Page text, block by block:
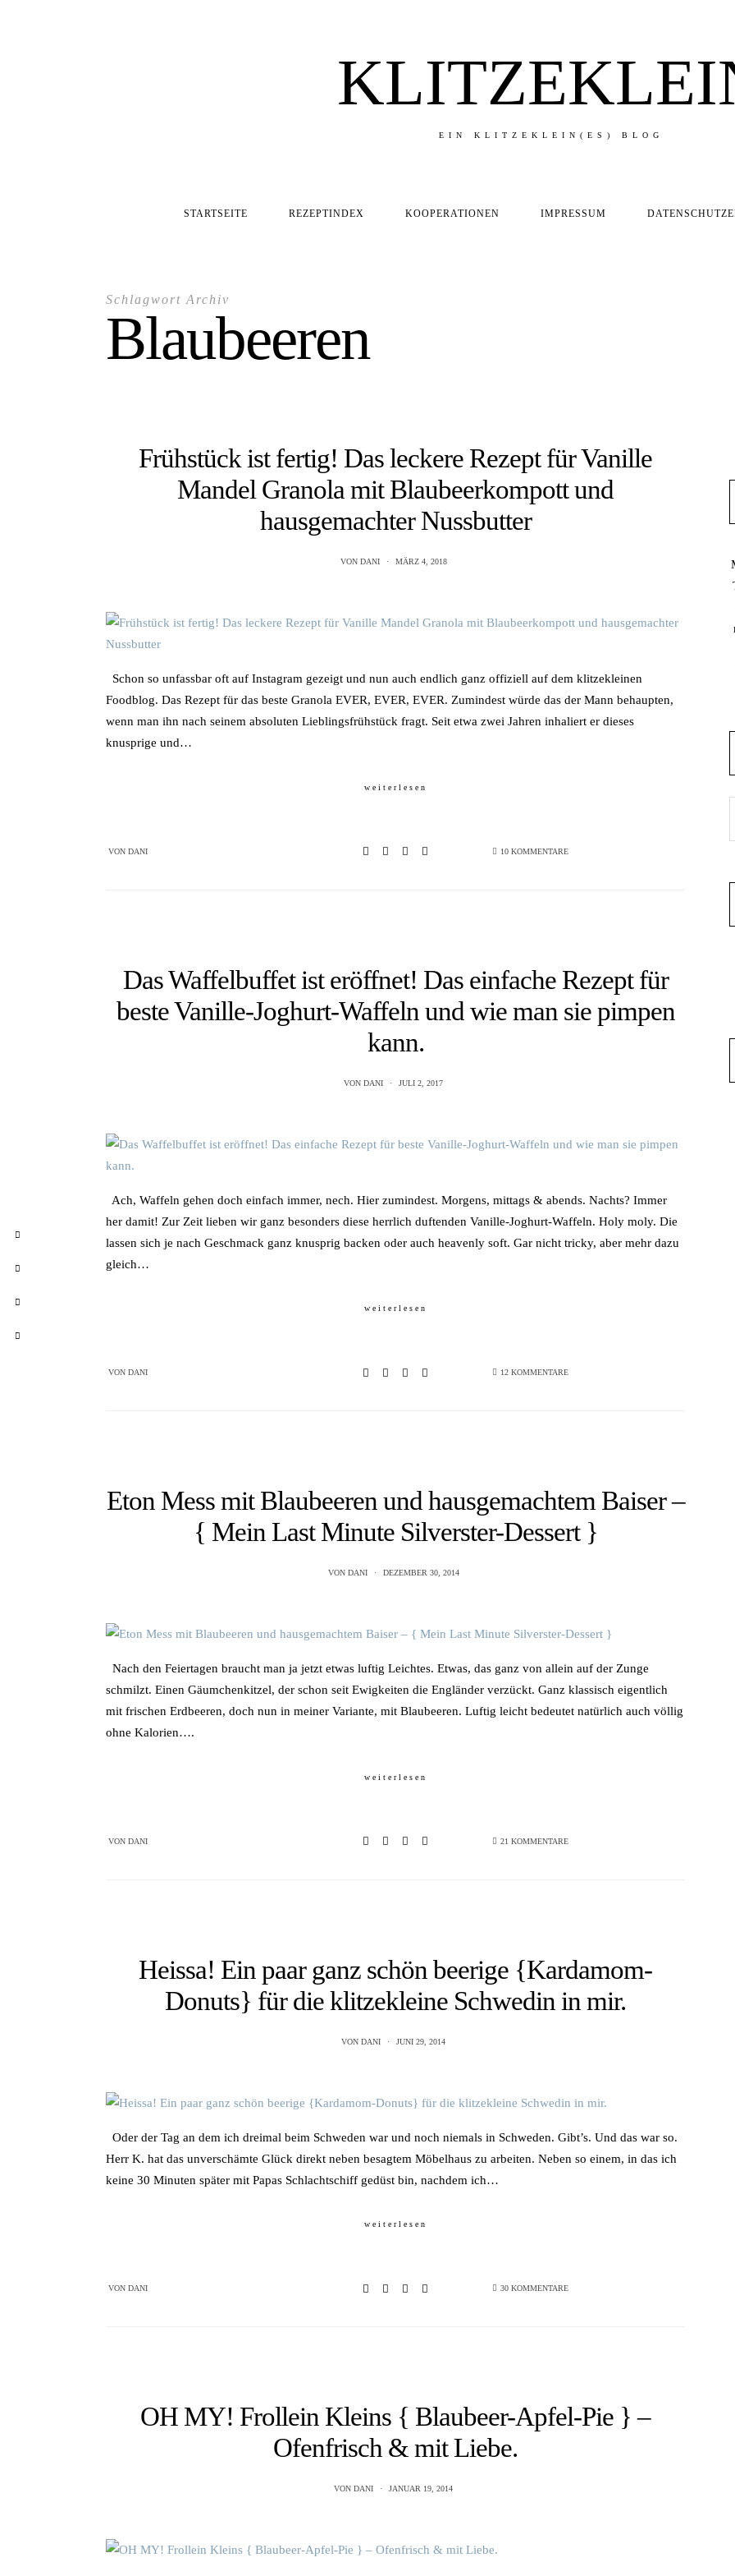
EIN KLITZEKLEIN(ES) BLOG
STARTSEITE REZEPTINDEX KOOPERATIONEN IMPRESSUM
Schlagwort Archiv
Blaubeeren
Frühstück ist fertig! Das leckere Rezept für Vanille
Mandel Granola mit Blaubeerkompott und
hausgemachter Nussbutter
VON DANI MÄRZ 4, 2018
Schon so unfassbar oft auf Instagram gezeigt und nun auch endlich ganz offiziell auf dem klitzekleinen
Foodblog. Das Rezept für das beste Granola EVER, EVER, EVER. Zumindest würde das der Mann behaupten,
wenn man ihn nach seinem absoluten Lieblingsfrühstück fragt. Seit etwa zwei Jahren inhaliert er dieses
knusprige und…
weiterlesen
VONDANI 10 KOMMENTARE
Das Waffelbuffet ist eröffnet! Das einfache Rezept für
beste Vanille-Joghurt-Waffeln und wie man sie pimpen
kann.
VON DANI JULI 2, 2017
Ach, Waffeln gehen doch einfach immer, nech. Hier zumindest. Morgens, mittags & abends. Nachts? Immer
her damit! Zur Zeit lieben wir ganz besonders diese herrlich duftenden Vanille-Joghurt-Waffeln. Holy moly. Die
lassen sich je nach Geschmack ganz knusprig backen oder auch heavenly soft. Gar nicht tricky, aber mehr dazu
gleich…
weiterlesen
VONDANI 12 KOMMENTARE
Eton Mess mit Blaubeeren und hausgemachtem Baiser –
{ Mein Last Minute Silverster-Dessert }
VON DANI DEZEMBER 30, 2014
Nach den Feiertagen braucht man ja jetzt etwas luftig Leichtes. Etwas, das ganz von allein auf der Zunge
schmilzt. Einen Gäumchenkitzel, der schon seit Ewigkeiten die Engländer verzückt. Ganz klassisch eigentlich
mit frischen Erdbeeren, doch nun in meiner Variante, mit Blaubeeren. Luftig leicht bedeutet natürlich auch völlig
ohne Kalorien….
weiterlesen
VONDANI 21 KOMMENTARE
Heissa! Ein paar ganz schön beerige {Kardamom-
Donuts} für die klitzekleine Schwedin in mir.
VON DANI JUNI 29, 2014
Oder der Tag an dem ich dreimal beim Schweden war und noch niemals in Schweden. Gibt’s. Und das war so.
Herr K. hat das unverschämte Glück direkt neben besagtem Möbelhaus zu arbeiten. Neben so einem, in das ich
keine 30 Minuten später mit Papas Schlachtschiff gedüst bin, nachdem ich…
weiterlesen
VONDANI 30 KOMMENTARE
OH MY! Frollein Kleins { Blaubeer-Apfel-Pie } –
Ofenfrisch & mit Liebe.
VON DANI JANUAR 19, 2014